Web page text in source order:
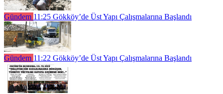
Gündem 11:25 Gökköy’de Üst Yapı Çalışmalarına Başlandı
Gündem 11:22 Gökköy’de Üst Yapı Çalışmalarına Başlandı